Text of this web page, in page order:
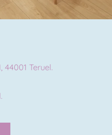
44001 Teruel.